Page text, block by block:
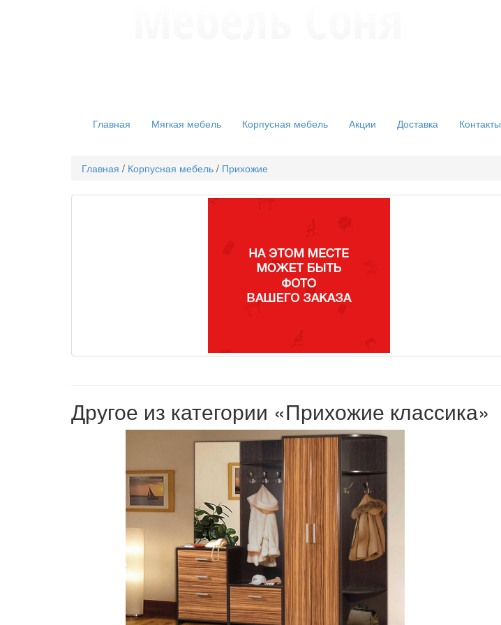
Главная Мягкая мебель Корпусная мебель Акции Доставка Контакты
Главная / Корпусная мебель / Прихожие
Другое из категории «Прихожие классика»